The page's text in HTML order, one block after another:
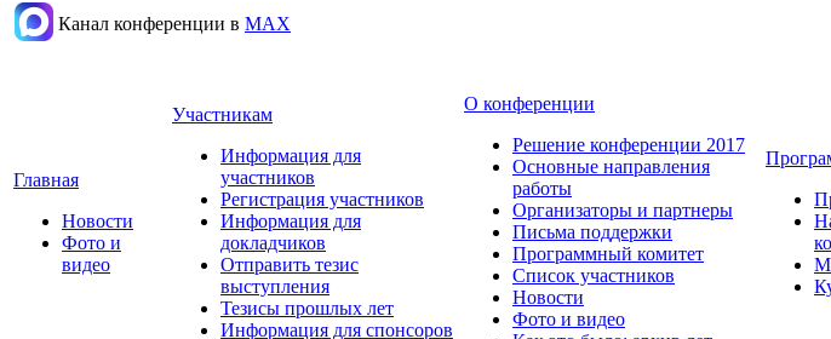
Канал конференции в МАХ
Главная
Новости
Фото и
видео
Участникам
Информация для
участников
Регистрация участников
Информация для
докладчиков
Отправить тезис
выступления
Тезисы прошлых лет
Информация для спонсоров
О конференции
Решение конференции 2017
Основные направления
работы
Организаторы и партнеры
Письма поддержки
Программный комитет
Список участников
Новости
Фото и видео